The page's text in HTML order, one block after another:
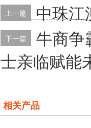
上一篇 中珠江
下一篇
牛商争
士亲临赋能
相关产品